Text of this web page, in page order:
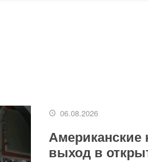
06.08.2026
выход в